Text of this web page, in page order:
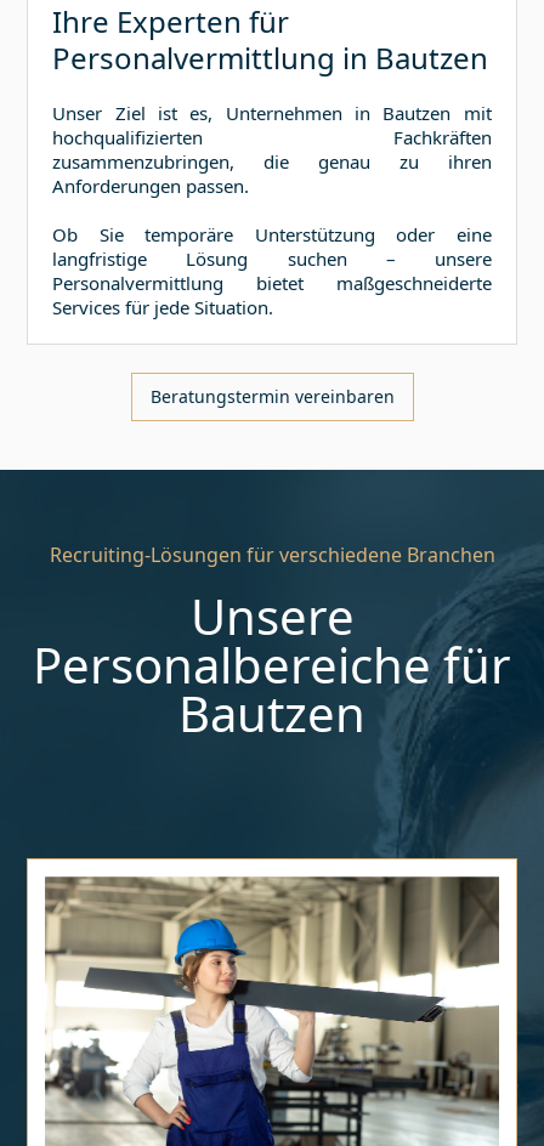
Ihre Experten für
Personalvermittlung in Bautzen
Unser Ziel ist es, Unternehmen in Bautzen mit
hochqualifizierten Fachkräften
zusammenzubringen, die genau zu ihren
Anforderungen passen.
Ob Sie temporäre Unterstützung oder eine
langfristige Lösung suchen – unsere
Personalvermittlung bietet maßgeschneiderte
Services für jede Situation.
Beratungstermin vereinbaren
Recruiting-Lösungen für verschiedene Branchen
Unsere
Personalbereiche für
Bautzen